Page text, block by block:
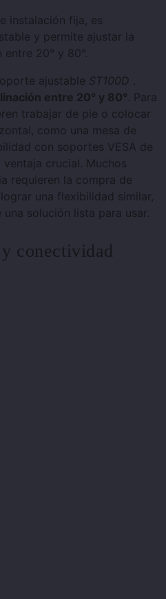
instalación fija, es
y permite ajustar la
entre 20° y 80°.
ajustable ST100D .
entre 20° y 80°. Para
trabajar de pie o colocar
como una mesa de
con soportes VESA de
crucial. Muchos
requieren la compra de
una flexibilidad similar,
solución lista para usar.
conectividad